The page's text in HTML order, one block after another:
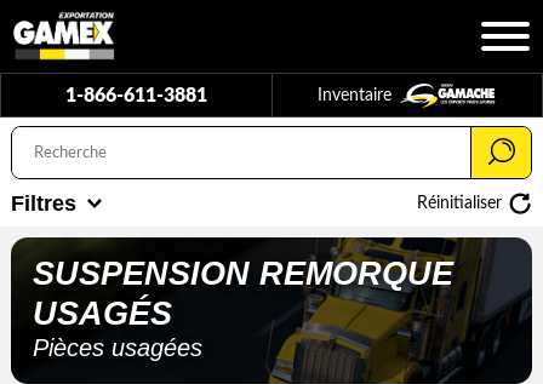
1-866-611-3881 Inventaire
Filtres Réinitialiser
SUSPENSION REMORQUE
USAGÉS
Pièces usagées